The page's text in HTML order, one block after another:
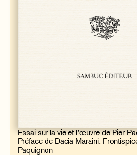
Essai sur la vie et l’œuvre de Pier
Préface de Dacia Maraini.
Paquignon